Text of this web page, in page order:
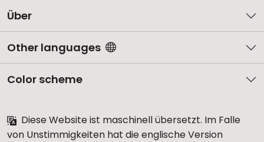
Über
Other languages
Color scheme
Diese Website ist maschinell übersetzt. Im Falle
von Unstimmigkeiten hat die englische Version